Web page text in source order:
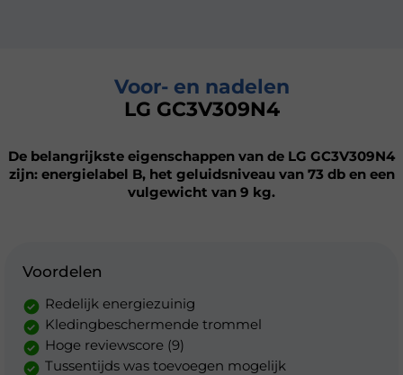
Voor- en nadelen
LG GC3V309N4
De belangrijkste eigenschappen van de LG GC3V309N4
zijn: energielabel B, het geluidsniveau van 73 db en een
vulgewicht van 9 kg.
Voordelen
Redelijk energiezuinig
Kledingbeschermende trommel
Hoge reviewscore (9)
Tussentijds was toevoegen mogelijk